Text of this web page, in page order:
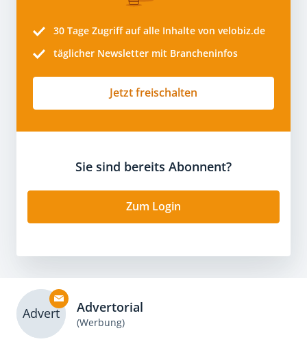
30 Tage Zugriff auf alle Inhalte von velobiz.de
täglicher Newsletter mit Brancheninfos
Jetzt freischalten
Sie sind bereits Abonnent?
Zum Login
Advert Advertorial
(Werbung)